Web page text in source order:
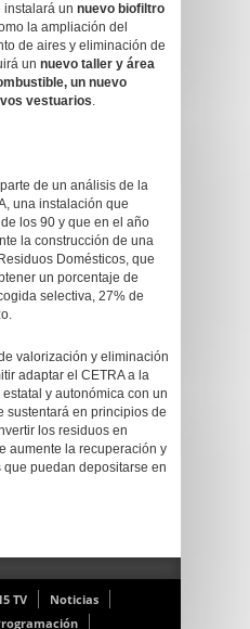
instalará un nuevo biofiltro
la ampliación del
de aires y eliminación de
un nuevo taller y área
un nuevo
vestuarios.
de un análisis de la
una instalación que
los 90 y que en el año
la construcción de una
Domésticos, que
un porcentaje de
selectiva, 27% de
valorización y eliminación
adaptar el CETRA a la
y autonómica con un
sustentará en principios de
los residuos en
aumente la recuperación y
puedan depositarse en
TV
Noticias